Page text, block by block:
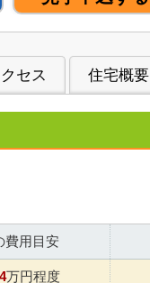
セス 住宅概要
費用目安
万円程度